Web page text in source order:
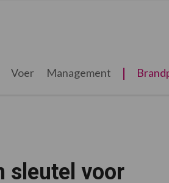
Voer Management
sleutel voor